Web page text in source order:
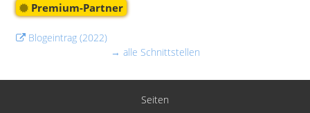
Premium-Partner
Blogeintrag (2022)
→ alle Schnittstellen
Seiten